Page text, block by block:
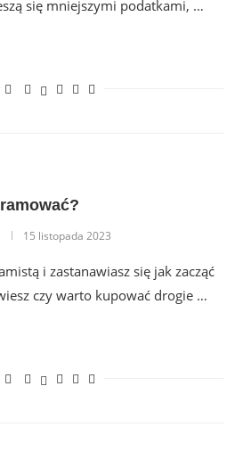
się mniejszymi podatkami, …
15 listopada 2023
i zastanawiasz się jak zacząć
czy warto kupować drogie …